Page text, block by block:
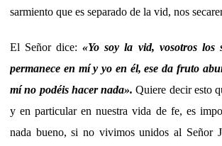
sarmiento que es separado de la vid, nos
El Señor dice:«Yo soy la vid, vosotros los
permanece en mí y yo en él, ese da fruto
mí no podéis hacer nada».Quiere decir esto
y en particular en nuestra vida de fe, es
nada bueno, si no vivimos unidos al Señor